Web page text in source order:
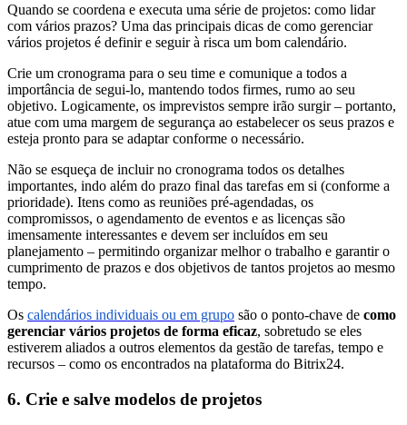
Quando se coordena e executa uma série de projetos: como lidar
com vários prazos? Uma das principais dicas de como gerenciar
vários projetos é definir e seguir à risca um bom calendário.
Crie um cronograma para o seu time e comunique a todos a
importância de segui-lo, mantendo todos firmes, rumo ao seu
objetivo. Logicamente, os imprevistos sempre irão surgir – portanto,
atue com uma margem de segurança ao estabelecer os seus prazos e
esteja pronto para se adaptar conforme o necessário.
Não se esqueça de incluir no cronograma todos os detalhes
importantes, indo além do prazo final das tarefas em si (conforme a
prioridade). Itens como as reuniões pré-agendadas, os
compromissos, o agendamento de eventos e as licenças são
imensamente interessantes e devem ser incluídos em seu
planejamento – permitindo organizar melhor o trabalho e garantir o
cumprimento de prazos e dos objetivos de tantos projetos ao mesmo
tempo.
Os calendários individuais ou em grupo são o ponto-chave de como
gerenciar vários projetos de forma eficaz, sobretudo se eles
estiverem aliados a outros elementos da gestão de tarefas, tempo e
recursos – como os encontrados na plataforma do Bitrix24.
6. Crie e salve modelos de projetos